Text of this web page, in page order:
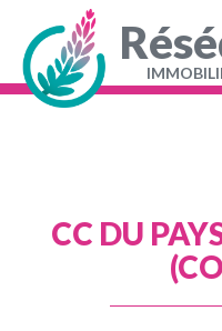
contenu
principal
Navigation
principale
CC DU